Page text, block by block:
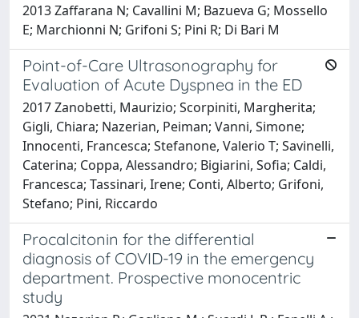
2013 Zaffarana N; Cavallini M; Bazueva G; Mossello
E; Marchionni N; Grifoni S; Pini R; Di Bari M
Point-of-Care Ultrasonography for
Evaluation of Acute Dyspnea in the ED
2017 Zanobetti, Maurizio; Scorpiniti, Margherita;
Gigli, Chiara; Nazerian, Peiman; Vanni, Simone;
Innocenti, Francesca; Stefanone, Valerio T; Savinelli,
Caterina; Coppa, Alessandro; Bigiarini, Sofia; Caldi,
Francesca; Tassinari, Irene; Conti, Alberto; Grifoni,
Stefano; Pini, Riccardo
Procalcitonin for the differential
diagnosis of COVID-19 in the emergency
department. Prospective monocentric
study